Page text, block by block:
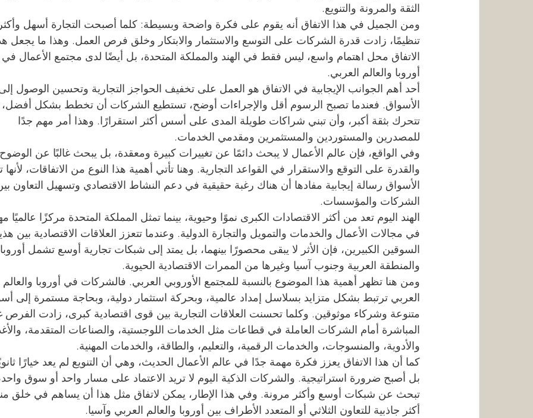
الثقة والمرونة والتنويع.
ومن الجميل في هذا الاتفاق أنه يقوم على فكرة واضحة وبسيطة: كلما أصبحت التجارة أسهل وأكثر
تنظيمًا، زادت قدرة الشركات على التوسع والاستثمار والابتكار وخلق فرص العمل. وهذا ما يجعل
الاتفاق محل اهتمام واسع، ليس فقط في الهند والمملكة المتحدة، بل أيضًا لدى مجتمع الأعمال في
أوروبا والعالم العربي.
أحد أهم الجوانب الإيجابية في الاتفاق هو العمل على تخفيف الحواجز التجارية وتحسين الوصول
الأسواق. فعندما تصبح الرسوم أقل والإجراءات أوضح، تستطيع الشركات أن تخطط بشكل أفضل،
تتحرك بثقة أكبر، وأن تبني شراكات طويلة المدى على أسس أكثر استقرارًا. وهذا أمر مهم جدًا
للمصدرين والمستوردين والمستثمرين ومقدمي الخدمات.
وفي الواقع، فإن عالم الأعمال لا يبحث دائمًا عن تغييرات كبيرة ومعقدة، بل يبحث غالبًا عن الوضوح
والقدرة على التوقع والاستقرار في القواعد التجارية. وهنا تأتي أهمية هذا النوع من الاتفاقات، لأنها
الأسواق رسالة إيجابية مفادها أن هناك رغبة حقيقية في دعم النشاط الاقتصادي وتسهيل التعاون
الشركات والمؤسسات.
الهند اليوم تعد من أكثر الاقتصادات الكبرى نموًا وحيوية، بينما تمثل المملكة المتحدة مركزًا عالميًا
في مجالات الأعمال والخدمات والتمويل والتجارة الدولية. وعندما تتعزز العلاقات الاقتصادية بين
السوقين الكبيرين، فإن الأثر لا يبقى محصورًا بينهما، بل يمتد إلى شبكات تجارية أوسع تشمل أوروبا
والمنطقة العربية وجنوب آسيا وغيرها من الممرات الاقتصادية الحيوية.
ومن هنا تظهر أهمية هذا الموضوع بالنسبة للمجتمع الأوروبي العربي. فالشركات في أوروبا والعالم
العربي ترتبط بشكل متزايد بسلاسل إمداد عالمية، وبحركة استثمار دولية، وبحاجة مستمرة إلى
متنوعة وشركاء موثوقين. وكلما تحسنت العلاقات التجارية بين قوى اقتصادية كبرى، زادت الفرص
المباشرة أمام الشركات العاملة في قطاعات مثل الخدمات اللوجستية، والصناعات المتقدمة،
والأدوية، والمنسوجات، والخدمات الرقمية، والتعليم، والطاقة، والخدمات المهنية.
كما أن هذا الاتفاق يعزز فكرة مهمة جدًا في عالم الأعمال الحديث، وهي أن التنويع لم يعد خيارًا
بل أصبح ضرورة استراتيجية. والشركات الذكية اليوم لا تريد الاعتماد على مسار واحد أو سوق
تبحث عن شبكات أوسع وأكثر مرونة. وفي هذا الإطار، يمكن لاتفاق مثل هذا أن يساهم في خلق
أكثر جاذبية للتعاون الثلاثي أو المتعدد الأطراف بين أوروبا والعالم العربي وآسيا.